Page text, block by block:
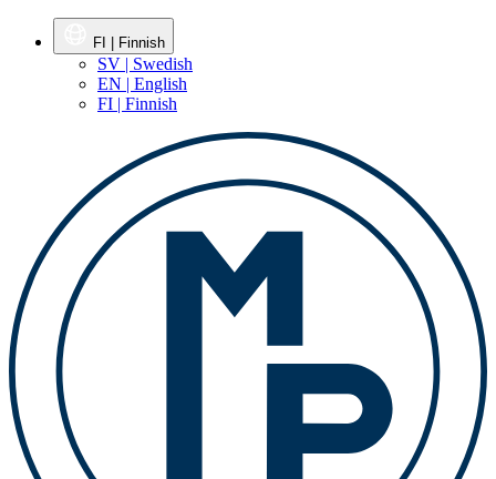
FI | Finnish
SV | Swedish
EN | English
FI | Finnish